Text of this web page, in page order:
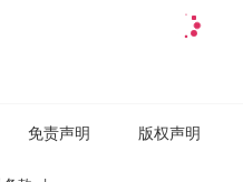
免责声明 版权声明